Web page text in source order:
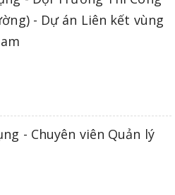
- Dự án Liên kết vùng
- Chuyên viên Quản lý